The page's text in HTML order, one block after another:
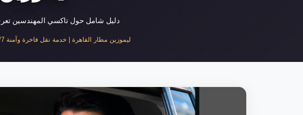
دليل شامل حول تاكسي المهندسين
ليموزين مطار القاهرة | خدمة نقل فاخرة وآمنة 24/7